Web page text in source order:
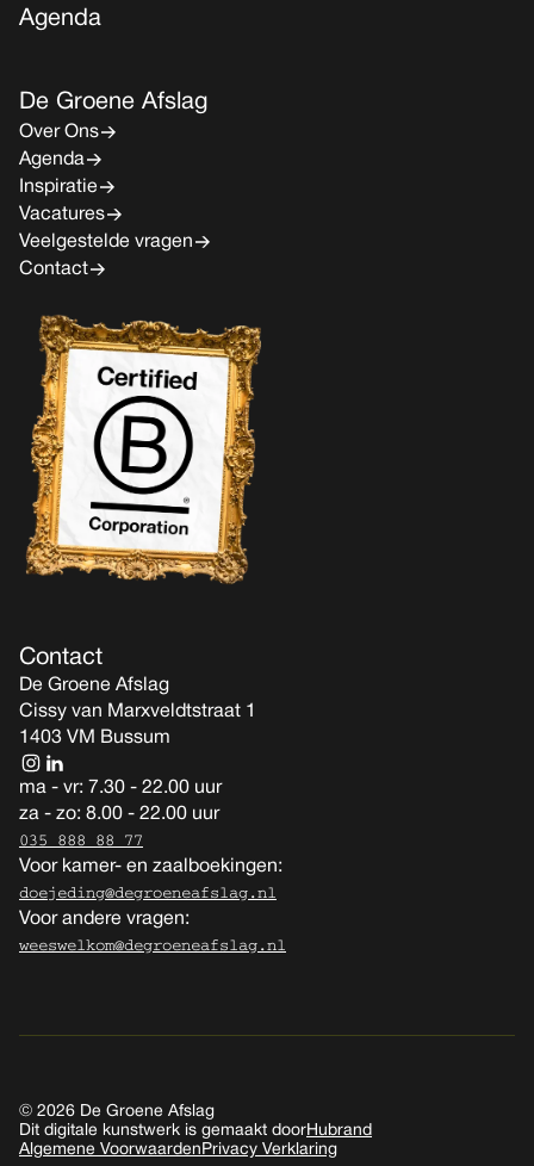
Agenda
De Groene Afslag
Over Ons
Agenda
Inspiratie
Vacatures
Veelgestelde vragen
Contact
Contact
De Groene Afslag
Cissy van Marxveldtstraat 1
1403 VM Bussum
ma - vr: 7.30 - 22.00 uur
za - zo: 8.00 - 22.00 uur
035 888 88 77
Voor kamer- en zaalboekingen:
doejeding@degroeneafslag.nl
Voor andere vragen:
weeswelkom@degroeneafslag.nl
© 2026 De Groene Afslag
Dit digitale kunstwerk is gemaakt doorHubrand
Algemene Voorwaarden Privacy Verklaring